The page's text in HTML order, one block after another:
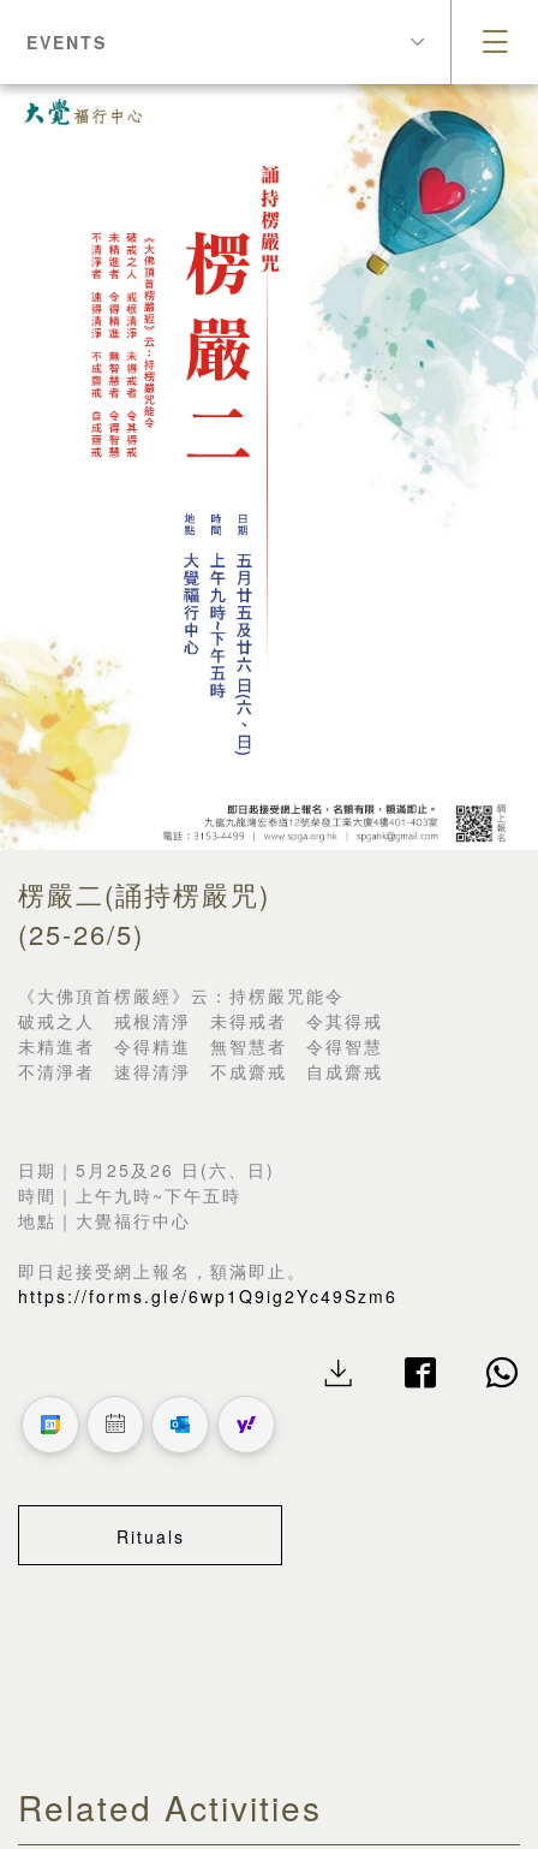
EVENTS
楞嚴二(誦持楞嚴咒)
(25-26/5)
《大佛頂首楞嚴經》云：持楞嚴咒能令
破戒之人 戒根清淨 未得戒者 令其得戒
未精進者 令得精進 無智慧者 令得智慧
不清淨者 速得清淨 不成齋戒 自成齋戒
日期｜5月25及26 日(六、日)
時間｜上午九時~下午五時
地點｜大覺福行中心
即日起接受網上報名，額滿即止。
https://forms.gle/6wp1Q9ig2Yc49Szm6
Rituals
Related Activities